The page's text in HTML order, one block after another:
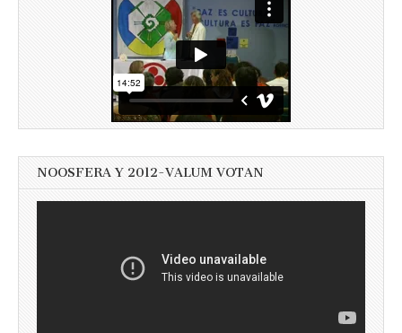
NOOSFERA Y 2012-VALUM VOTAN